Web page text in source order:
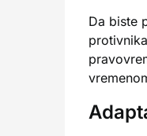
Da biste